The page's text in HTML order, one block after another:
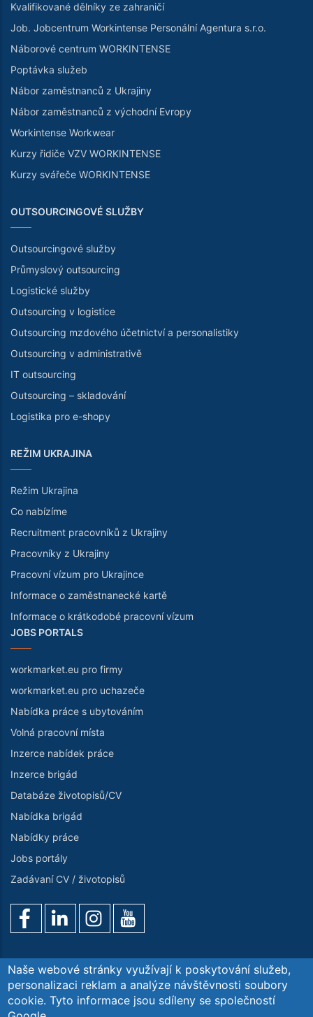
Kvalifikované dělníky ze zahraničí
Job. Jobcentrum Workintense Personální Agentura s.r.o.
Náborové centrum WORKINTENSE
Poptávka služeb
Nábor zaměstnanců z Ukrajiny
Nábor zaměstnanců z východní Evropy
Workintense Workwear
Kurzy řidiče VZV WORKINTENSE
Kurzy svářeče WORKINTENSE
OUTSOURCINGOVÉ SLUŽBY
Outsourcingové služby
Průmyslový outsourcing
Logistické služby
Outsourcing v logistice
Outsourcing mzdového účetnictví a personalistiky
Outsourcing v administrativě
IT outsourcing
Outsourcing – skladování
Logistika pro e-shopy
REŽIM UKRAJINA
Režim Ukrajina
Co nabízíme
Recruitment pracovníků z Ukrajiny
Pracovníky z Ukrajiny
Pracovní vízum pro Ukrajince
Informace o zaměstnanecké kartě
Informace o krátkodobé pracovní vízum
JOBS PORTALS
workmarket.eu pro firmy
workmarket.eu pro uchazeče
Nabídka práce s ubytováním
Volná pracovní místa
Inzerce nabídek práce
Inzerce brigád
Databáze životopisů/CV
Nabídka brigád
Nabídky práce
Jobs portály
Zadávaní CV / životopisů
Poptávka služeb O nás Kontaktujte nás
GDPR
Naše webové stránky využívají k poskytování služeb,
personalizaci reklam a analýze návštěvnosti soubory
cookie. Tyto informace jsou sdíleny se společností